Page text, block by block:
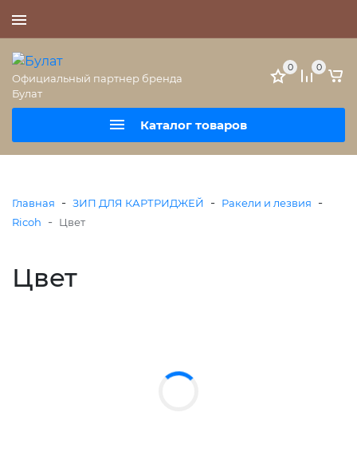
Официальный партнер бренда
Булат
Каталог товаров
0 0
Главная - ЗИП ДЛЯ КАРТРИДЖЕЙ - Ракели и лезвия -
Ricoh - Цвет
Цвет